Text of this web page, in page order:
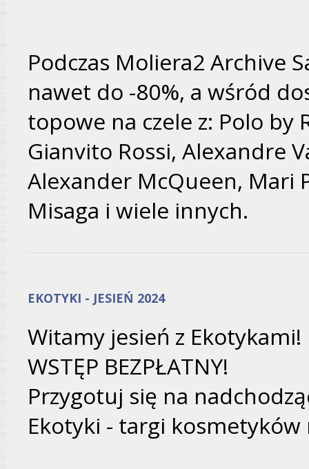
Podczas Moliera2 Archive
nawet do -80%, a wśród
topowe na czele z: Polo by
Gianvito Rossi, Alexandre
Alexander McQueen, Mari
Misaga i wiele innych.
EKOTYKI - JESIEŃ 2024
Witamy jesień z Ekotykami!
WSTĘP BEZPŁATNY!
Przygotuj się na
Ekotyki - targi